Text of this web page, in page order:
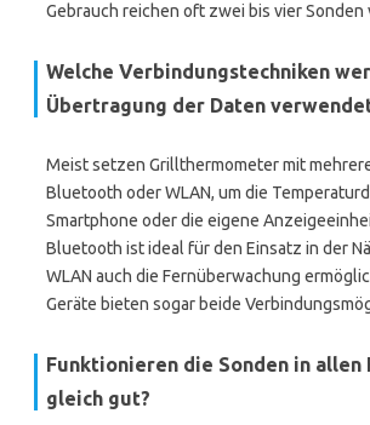
Gebrauch reichen oft zwei bis vier Sonden
Welche Verbindungstechniken
Übertragung der Daten
Meist setzen Grillthermometer mit
Bluetooth oder WLAN, um die
Smartphone oder die eigene
Bluetooth ist ideal für den Einsatz in der
WLAN auch die Fernüberwachung
Geräte bieten sogar beide
Funktionieren die Sonden in allen
gleich gut?